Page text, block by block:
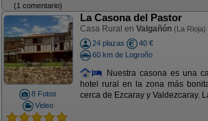
(1 comentario)
8 Fotos
Video
La Casona del Pastor
Casa Rural en Valgañón (La Rioja)
24 plazas
40 €
60 km de Logroño
Nuestra casona es una
hotel rural en la zona más
cerca de Ezcaray y Valdezcaray.